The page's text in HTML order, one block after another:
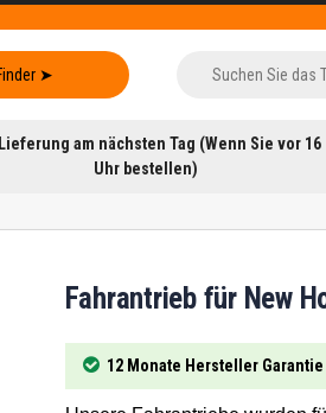
Lieferung am nächsten Tag (Wenn Sie vor 16
Uhr bestellen)
Fahrantrieb für New
12 Monate Hersteller Garantie